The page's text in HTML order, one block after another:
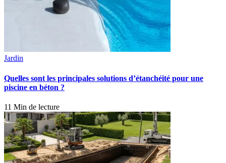
Jardin
Quelles sont les principales solutions d’étanchéité pour une
piscine en béton ?
11 Min de lecture